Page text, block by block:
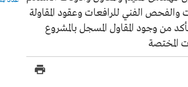
الفني للرافعات وعقود المقاولة
من وجود المقاول المسجل بالمشروع
المختصة